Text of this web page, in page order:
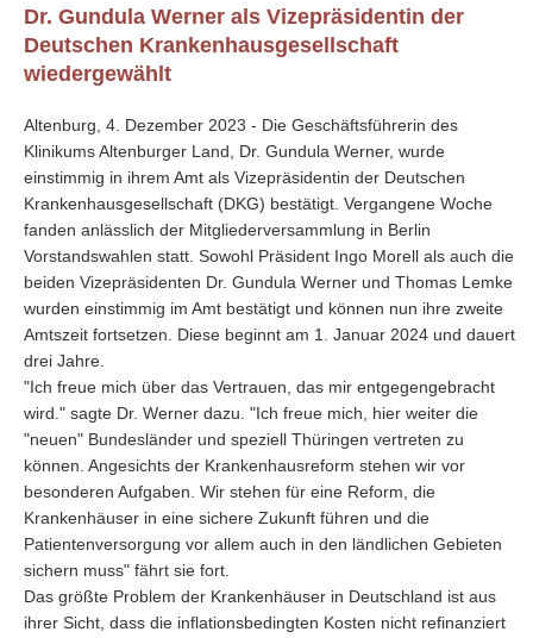
Dr. Gundula Werner als Vizepräsidentin der
Deutschen Krankenhausgesellschaft
wiedergewählt
Altenburg, 4. Dezember 2023 - Die Geschäftsführerin des
Klinikums Altenburger Land, Dr. Gundula Werner, wurde
einstimmig in ihrem Amt als Vizepräsidentin der Deutschen
Krankenhausgesellschaft (DKG) bestätigt. Vergangene Woche
fanden anlässlich der Mitgliederversammlung in Berlin
Vorstandswahlen statt. Sowohl Präsident Ingo Morell als auch die
beiden Vizepräsidenten Dr. Gundula Werner und Thomas Lemke
wurden einstimmig im Amt bestätigt und können nun ihre zweite
Amtszeit fortsetzen. Diese beginnt am 1. Januar 2024 und dauert
drei Jahre.
"Ich freue mich über das Vertrauen, das mir entgegengebracht
wird." sagte Dr. Werner dazu. "Ich freue mich, hier weiter die
"neuen" Bundesländer und speziell Thüringen vertreten zu
können. Angesichts der Krankenhausreform stehen wir vor
besonderen Aufgaben. Wir stehen für eine Reform, die
Krankenhäuser in eine sichere Zukunft führen und die
Patientenversorgung vor allem auch in den ländlichen Gebieten
sichern muss" fährt sie fort.
Das größte Problem der Krankenhäuser in Deutschland ist aus
ihrer Sicht, dass die inflationsbedingten Kosten nicht refinanziert